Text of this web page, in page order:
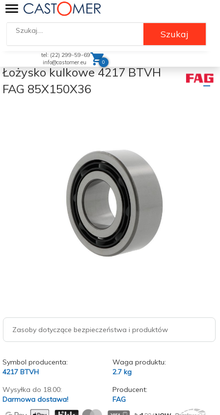
Szukaj
0
tel: (22) 299-59-69
info@castomer.eu
Łożysko kulkowe 4217 BTVH
FAG 85X150X36
Zasoby dotyczące bezpieczeństwa i produktów
Symbol producenta:
4217 BTVH
Waga produktu:
2.7 kg
Wysyłka do 18.00:
Darmowa dostawa!
Producent:
FAG